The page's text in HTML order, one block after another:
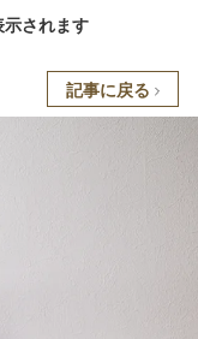
されます
記事に戻る